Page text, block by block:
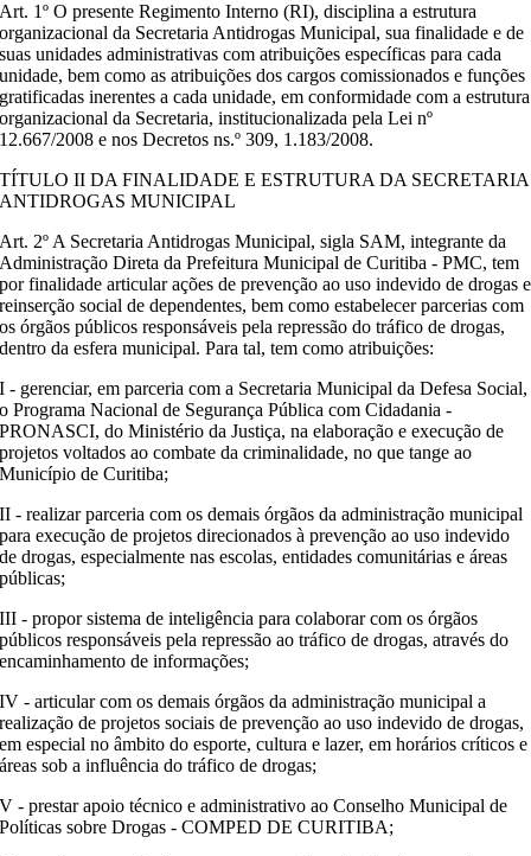
Art. 1º O presente Regimento Interno (RI), disciplina a estrutura
organizacional da Secretaria Antidrogas Municipal, sua finalidade e de
suas unidades administrativas com atribuições específicas para cada
unidade, bem como as atribuições dos cargos comissionados e funções
gratificadas inerentes a cada unidade, em conformidade com a estrutura
organizacional da Secretaria, institucionalizada pela Lei nº
12.667/2008 e nos Decretos ns.º 309, 1.183/2008.
TÍTULO II DA FINALIDADE E ESTRUTURA DA SECRETARIA
ANTIDROGAS MUNICIPAL
Art. 2º A Secretaria Antidrogas Municipal, sigla SAM, integrante da
Administração Direta da Prefeitura Municipal de Curitiba - PMC, tem
por finalidade articular ações de prevenção ao uso indevido de drogas e
reinserção social de dependentes, bem como estabelecer parcerias com
os órgãos públicos responsáveis pela repressão do tráfico de drogas,
dentro da esfera municipal. Para tal, tem como atribuições:
I - gerenciar, em parceria com a Secretaria Municipal da Defesa Social,
o Programa Nacional de Segurança Pública com Cidadania -
PRONASCI, do Ministério da Justiça, na elaboração e execução de
projetos voltados ao combate da criminalidade, no que tange ao
Município de Curitiba;
II - realizar parceria com os demais órgãos da administração municipal
para execução de projetos direcionados à prevenção ao uso indevido
de drogas, especialmente nas escolas, entidades comunitárias e áreas
públicas;
III - propor sistema de inteligência para colaborar com os órgãos
públicos responsáveis pela repressão ao tráfico de drogas, através do
encaminhamento de informações;
IV - articular com os demais órgãos da administração municipal a
realização de projetos sociais de prevenção ao uso indevido de drogas,
em especial no âmbito do esporte, cultura e lazer, em horários críticos e
áreas sob a influência do tráfico de drogas;
V - prestar apoio técnico e administrativo ao Conselho Municipal de
Políticas sobre Drogas - COMPED DE CURITIBA;